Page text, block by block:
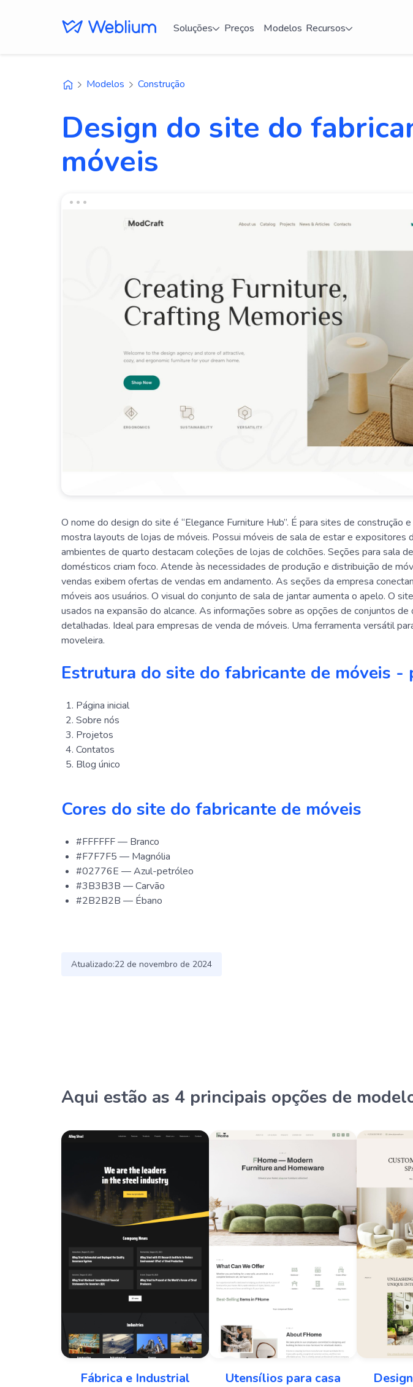
Soluções Preços Modelos Recursos
Modelos Construção
Design do site do
móveis
O nome do design do site é “Elegance Furniture Hub”. É para sites de construção
mostra layouts de lojas de móveis. Possui móveis de sala de estar e expositores
ambientes de quarto destacam coleções de lojas de colchões. Seções para sala
domésticos criam foco. Atende às necessidades de produção e distribuição de
vendas exibem ofertas de vendas em andamento. As seções da empresa
móveis aos usuários. O visual do conjunto de sala de jantar aumenta o apelo. O
usados ​​na expansão do alcance. As informações sobre as opções de conjuntos de
detalhadas. Ideal para empresas de venda de móveis. Uma ferramenta versátil
moveleira.
Estrutura do site do fabricante de móveis -
Página inicial
Sobre nós
Projetos
Contatos
Blog único
Cores do site do fabricante de móveis
#FFFFFF — Branco
#F7F7F5 — Magnólia
#02776E — Azul-petróleo
#3B3B3B — Carvão
#2B2B2B — Ébano
Atualizado:22 de novembro de 2024
Aqui estão as 4 principais opções de
Fábrica e Industrial Utensílios para casa